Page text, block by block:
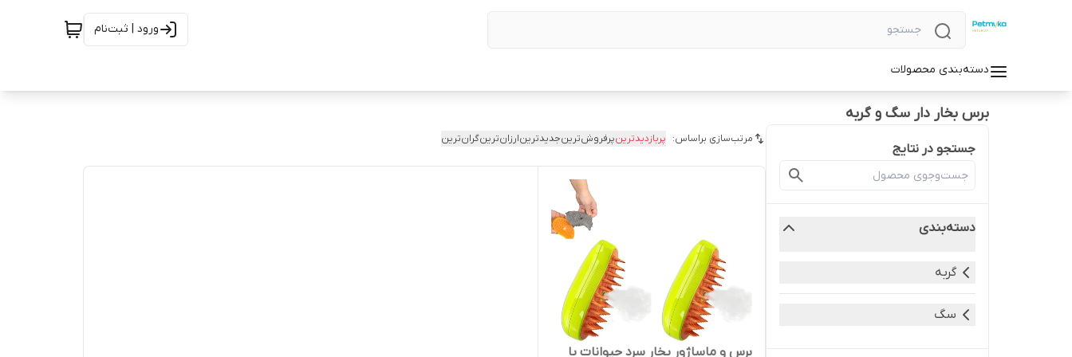
ورود | ثبت‌نام
دسته‌بندی محصولات
برس بخار دار سگ و گربه
جستجو در نتایج
دسته‌بندی
گربه
سگ
مرتب‌سازی براساس: پربازدیدترینپرفروش‌ترینجدیدترینارزان‌ترینگران‌ترین
برس و ماساژور بخار سرد حیوانات با